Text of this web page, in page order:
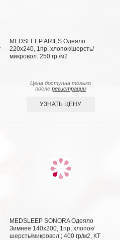
MEDSLEEP ARIES Одеяло
220х240, 1пр, хлопок/шерсть/
микровол. 250 гр./м2
Цена доступна только
послерегистрации
УЗНАТЬ ЦЕНУ
MEDSLEEP SONORA Одеяло
Зимнее 140х200, 1пр, хлопок/
шерсть/микровол.; 400 гр/м2, КТ